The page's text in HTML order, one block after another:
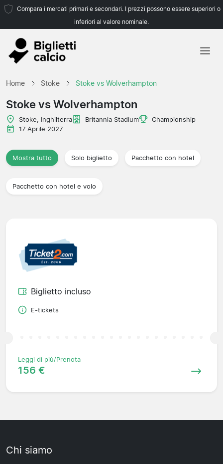
Compara i mercati primari e secondari. I prezzi possono essere superiori o
inferiori al valore nominale.
Campionati
Home Stoke Stoke vs Wolverhampton
Stoke vs Wolverhampton
Stoke, Inghilterra Britannia Stadium
Championship
17 Aprile 2027
Mostra tutto Solo biglietto Pacchetto con hotel
Pacchetto con hotel e volo
Biglietto incluso
E-tickets
Leggi di più/Prenota
156 €
Chi siamo